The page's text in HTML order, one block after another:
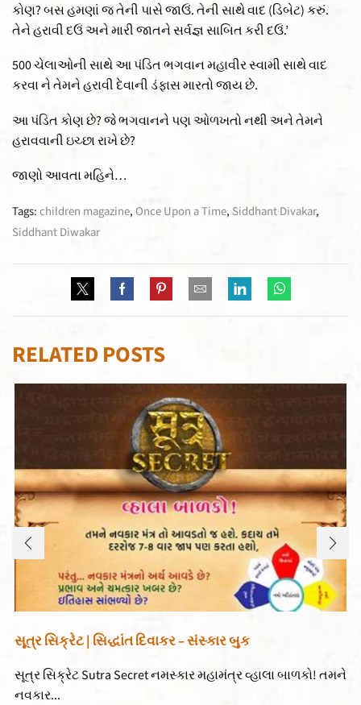
કોણ? બસ હમણાં જ તેની પાસે જાઉં. તેની સાથે વાદ (ડિબેટ) કરું.
તેને હરાવી દઉં અને મારી જાતને સર્વજ્ઞ સાબિત કરી દઉં.’
500 ચેલાઓની સાથે આ પંડિત ભગવાન મહાવીર સ્વામી સાથે વાદ
કરવા ને તેમને હરાવી દેવાની ડંફાસ મારતો જાય છે.
આ પંડિત કોણ છે? જે ભગવાનને પણ ઓળખતો નથી અને તેમને
હરાવવાની ઇચ્છા રાખે છે?
જાણો આવતા મહિને…
Tags: children magazine, Once Upon a Time, Siddhant Divakar,
Siddhant Diwakar
RELATED POSTS
સૂત્ર સિક્રેટ | સિદ્ધાંત દિવાકર – સંસ્કાર બુક
સૂત્ર સિક્રેટ Sutra Secret નમસ્કાર મહામંત્ર વ્હાલા બાળકો! તમને
નવકાર...